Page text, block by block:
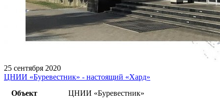
25 сентября 2020
ЦНИИ «Буревестник» - настоящий «Хард»
Объект
ЦНИИ «Буревестник»